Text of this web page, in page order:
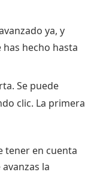
ya, y
hecho hasta
Se puede
clic. La primera
tener en cuenta
la